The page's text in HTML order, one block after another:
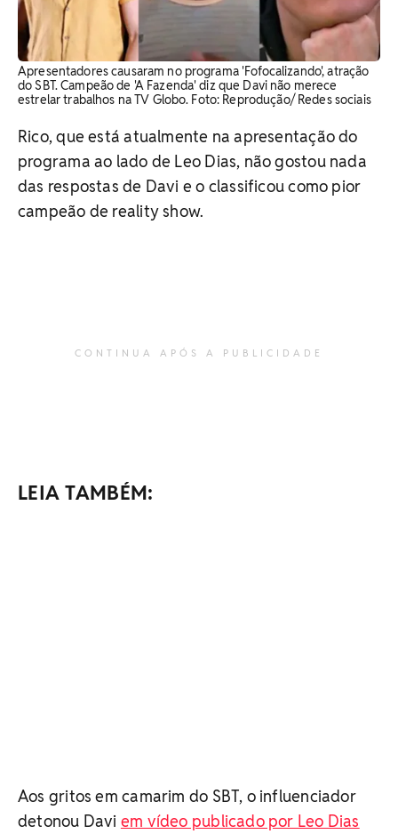
Apresentadores causaram no programa 'Fofocalizando', atração
do SBT. Campeão de 'A Fazenda' diz que Davi não merece
estrelar trabalhos na TV Globo. Foto: Reprodução/ Redes sociais
Rico, que está atualmente na apresentação do
programa ao lado de Leo Dias, não gostou nada
das respostas de Davi e o classificou como pior
campeão de reality show.
CONTINUA APÓS A PUBLICIDADE
LEIA TAMBÉM:
Aos gritos em camarim do SBT, o influenciador
detonou Davi em vídeo publicado por Leo Dias